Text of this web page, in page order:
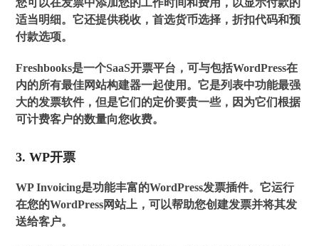
您可以在发票中添加您的工作时间和费用，以显示付款的
适当明细。它还提供税收，首选货币选择，折扣代码和预
付款选项。
Freshbooks是一个SaaS开票平台，可与包括WordPress在
内的所有最佳网站构建器一起使用。它是列表中功能最强
大的发票软件，但是它们的定价要贵一些，因为它们根据
可计费客户的数量向您收费。
3. WP开票
WP Invoicing是功能丰富的WordPress发票插件。它运行
在您的WordPress网站上，可以帮助您创建发票并将其发
送给客户。